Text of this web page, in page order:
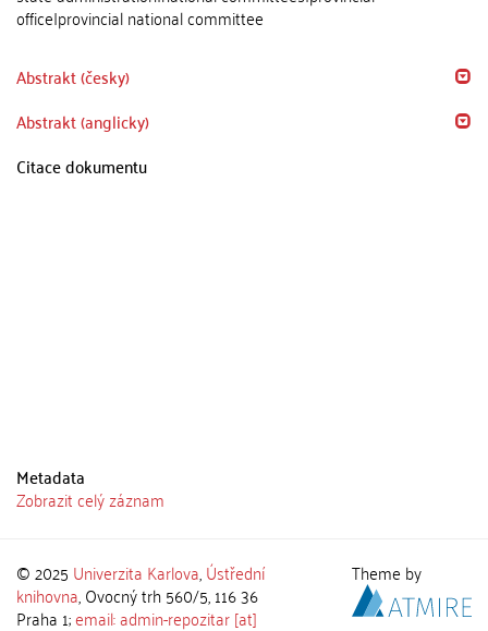
office|provincial national committee
Abstrakt (česky)
Abstrakt (anglicky)
Citace dokumentu
Metadata
Zobrazit celý záznam
© 2025 Univerzita Karlova,Ústřední
knihovna, Ovocný trh 560/5, 116 36
Praha 1;email: admin-repozitar [at]
Theme by